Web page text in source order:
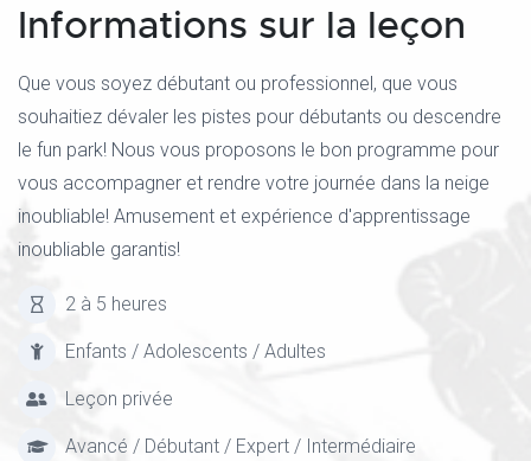
Informations sur la leçon
Que vous soyez débutant ou professionnel, que vous
souhaitiez dévaler les pistes pour débutants ou descendre
le fun park! Nous vous proposons le bon programme pour
vous accompagner et rendre votre journée dans la neige
inoubliable! Amusement et expérience d'apprentissage
inoubliable garantis!
2 à 5 heures
Enfants / Adolescents / Adultes
Leçon privée
Avancé / Débutant / Expert / Intermédiaire